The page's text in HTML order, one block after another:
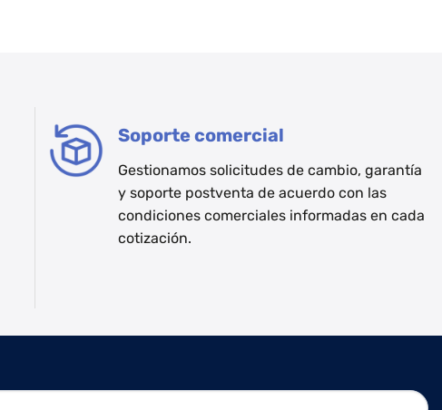
Soporte comercial
Gestionamos solicitudes de cambio, garantía
y soporte postventa de acuerdo con las
condiciones comerciales informadas en cada
cotización.